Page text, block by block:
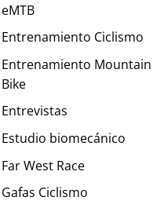
eMTB
Entrenamiento Ciclismo
Entrenamiento Mountain
Bike
Entrevistas
Estudio biomecánico
Far West Race
Gafas Ciclismo